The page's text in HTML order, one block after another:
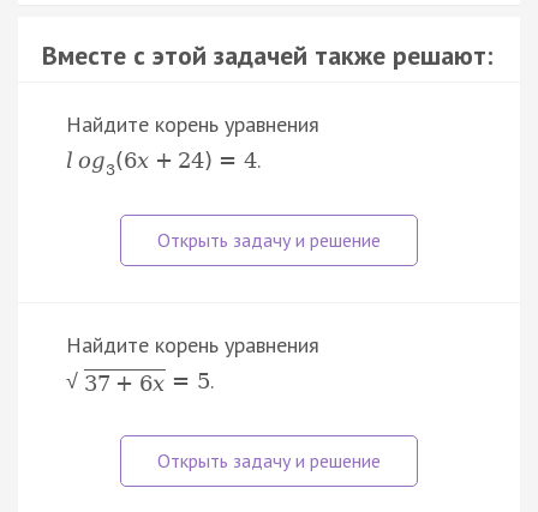
Вместе с этой задачей также решают:
Найдите корень уравнения
l og3(6x + 24) = 4.
Найдите корень уравнения
√ 37 + 6x = 5.